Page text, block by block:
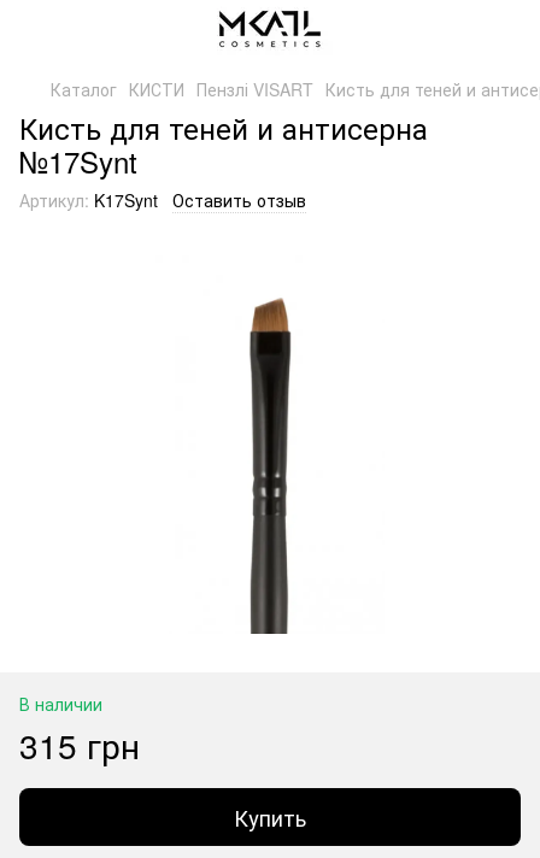
Каталог КИСТИ Пензлі VISART Кисть для теней и
Кисть для теней и антисерна
№17Synt
Артикул: K17Synt Оставить отзыв
В наличии
315 грн
Купить